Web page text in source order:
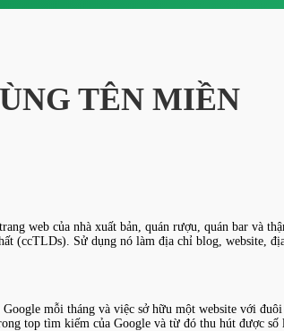
TÊN MIỀN
web của nhà xuất bản, quán rượu, quán bar và
(ccTLDs). Sử dụng nó làm địa chỉ blog, website,
mỗi tháng và việc sở hữu một website với
top tìm kiếm của Google và từ đó thu hút được